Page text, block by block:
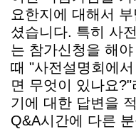
요한지에 대해서
셨습니다. 특히 사
는 참가신청을 해
때 "사전설명회에
면 무엇이 있나요
기에 대한 답변을
Q&A시간에 다른